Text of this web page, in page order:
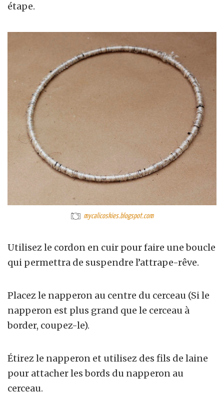
étape.
mycalicoskies.blogspot.com
Utilisez le cordon en cuir pour faire une boucle
qui permettra de suspendre l’attrape-rêve.
Placez le napperon au centre du cerceau (Si le
napperon est plus grand que le cerceau à
border, coupez-le).
Étirez le napperon et utilisez des fils de laine
pour attacher les bords du napperon au
cerceau.